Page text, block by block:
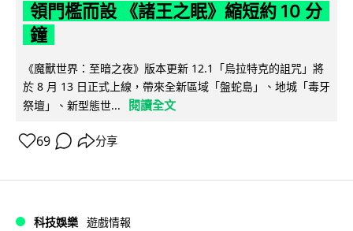
領門檻而設 《諸王之眠》縮短約 10 分
鐘
《魔獸世界：至暗之夜》版本更新 12.1「烏拉特克的詛咒」將
於 8 月 13 日正式上線，帶來全新區域「盤蛇島」、地城「毒牙
祭壇」、新型態世...
閱讀全文
69 分享
科技娛樂 遊戲情報